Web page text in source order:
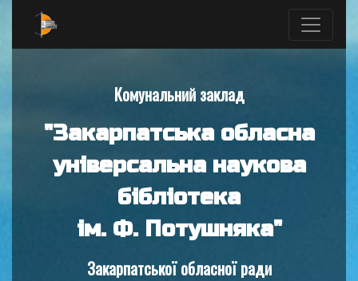
Комунальний заклад
"Закарпатська обласна
універсальна наукова
бібліотека
ім. Ф. Потушняка"
Закарпатської обласної ради